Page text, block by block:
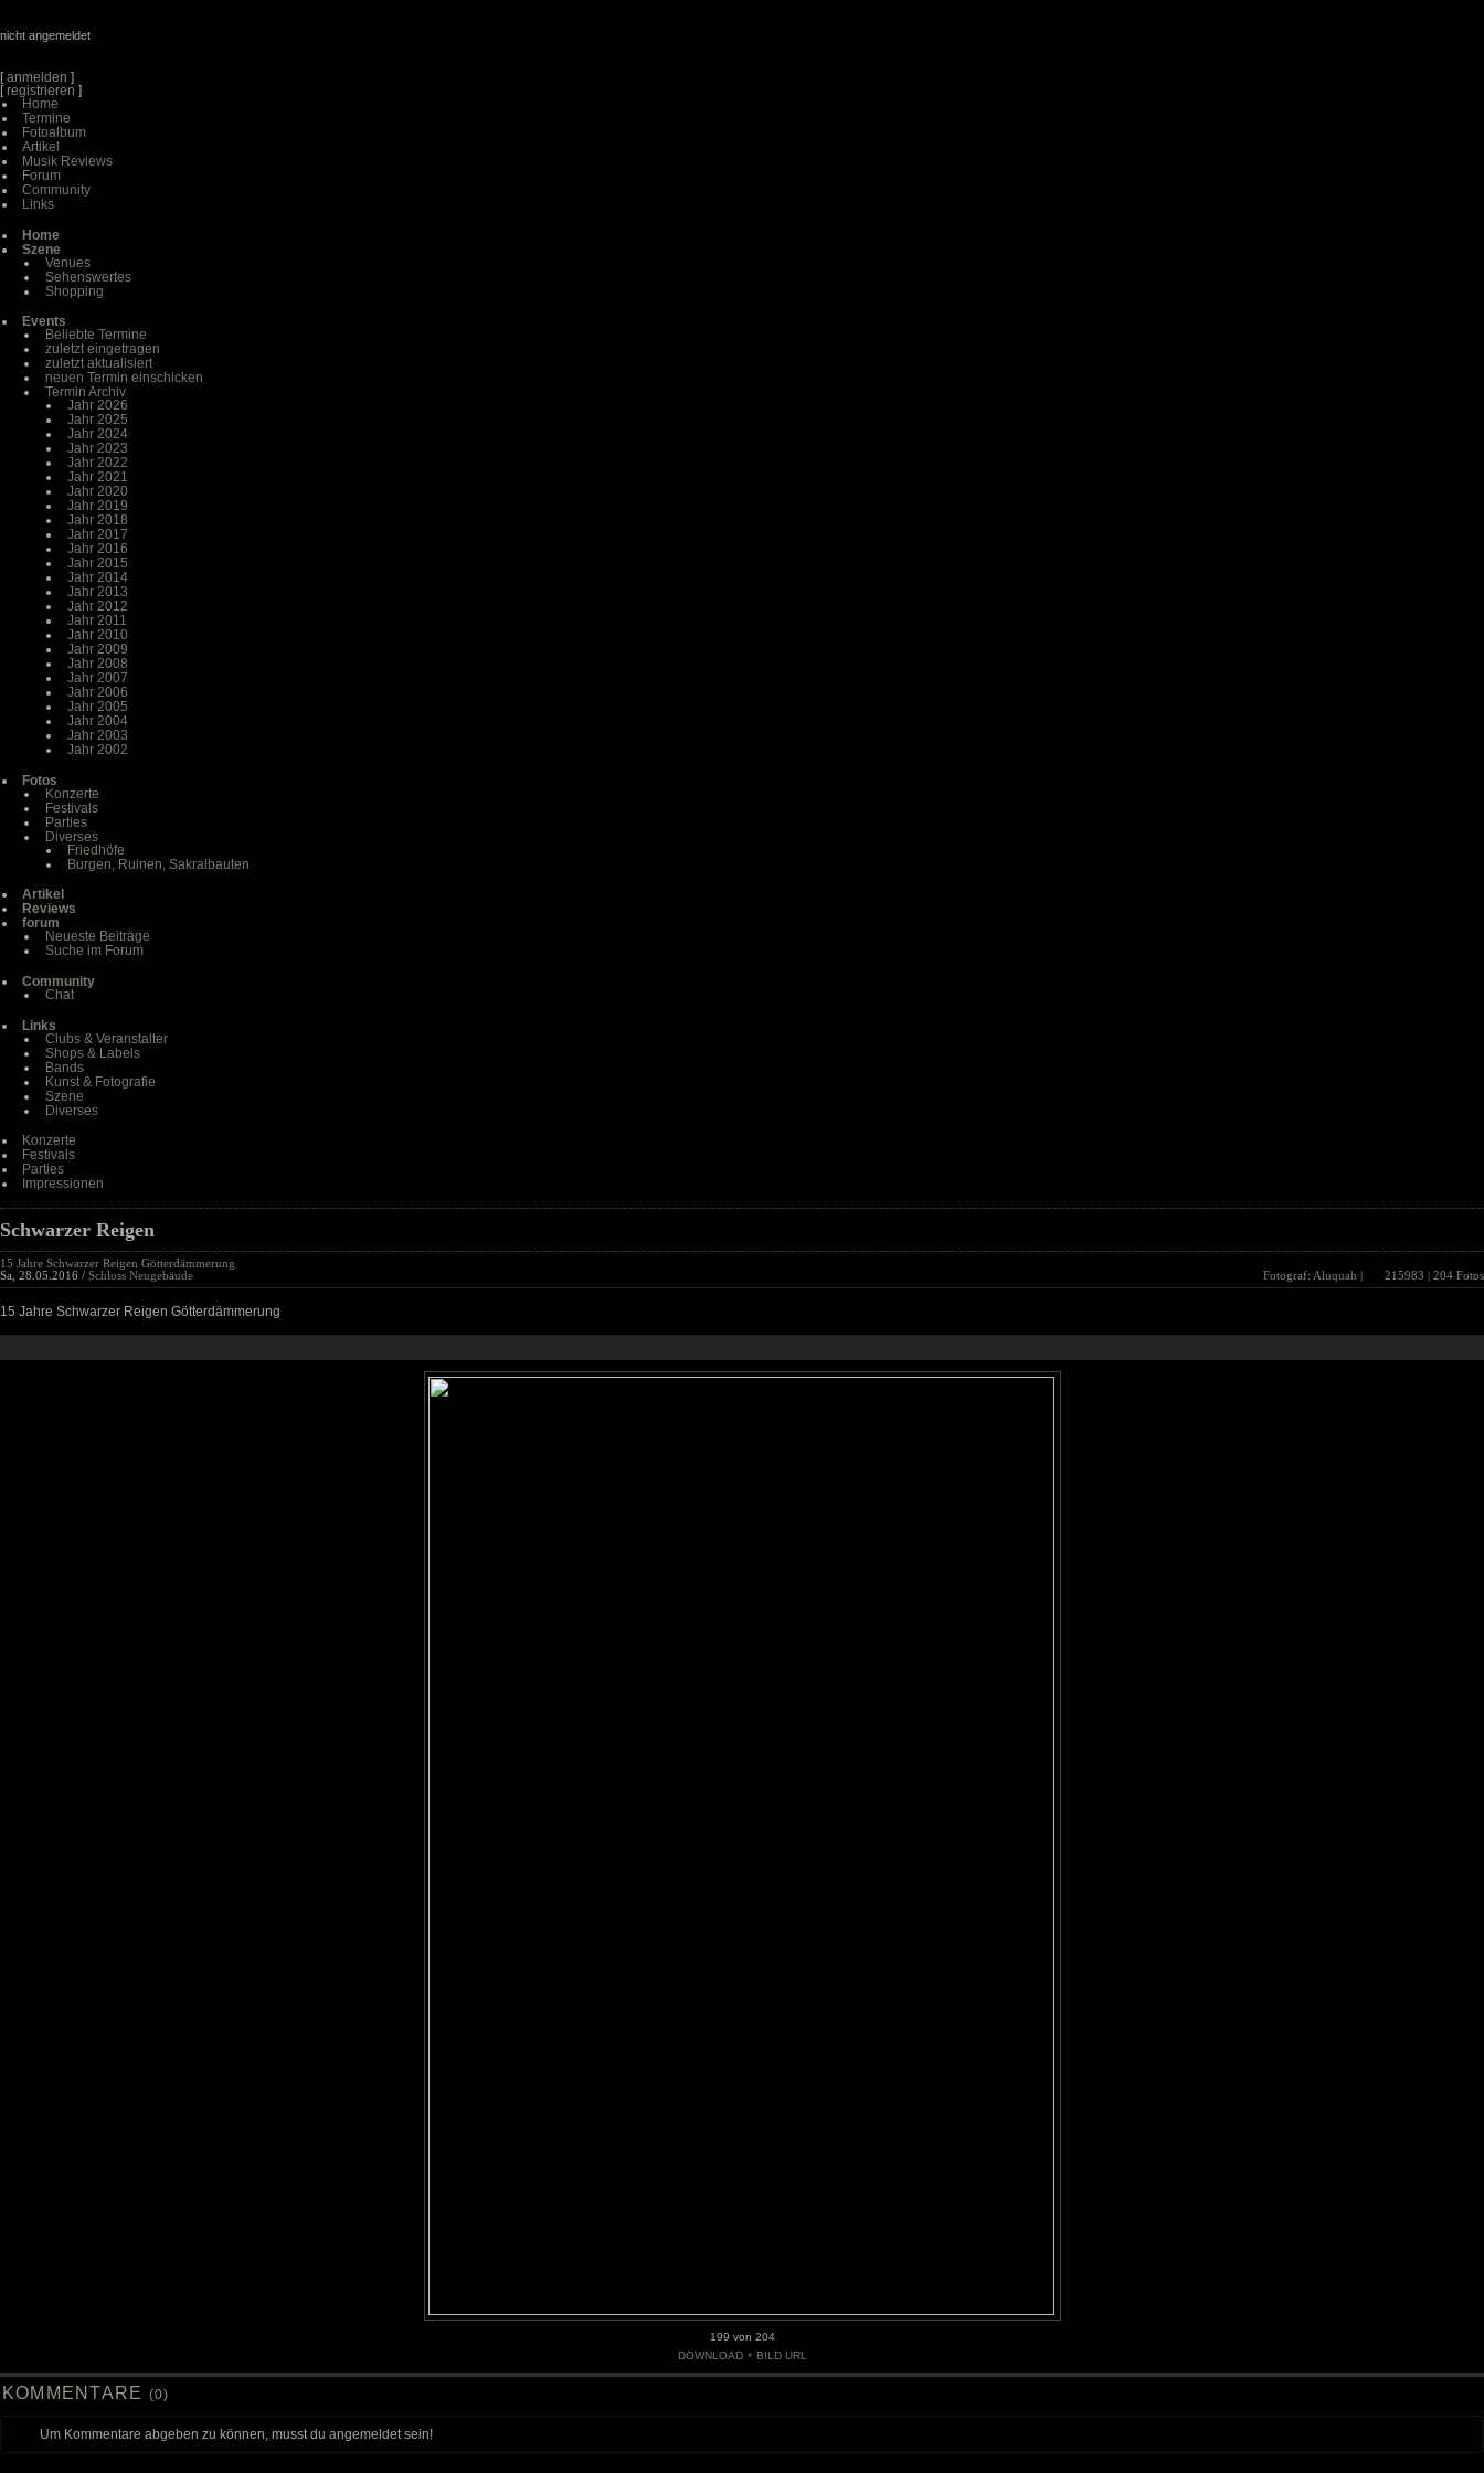
nicht angemeldet
[anmelden ]
[registrieren ]
Home
Termine
Fotoalbum
Artikel
Musik Reviews
Forum
Community
Links
Home
Szene
Venues
Sehenswertes
Shopping
Events
Beliebte Termine
zuletzt eingetragen
zuletzt aktualisiert
neuen Termin einschicken
Termin Archiv
Jahr 2026
Jahr 2025
Jahr 2024
Jahr 2023
Jahr 2022
Jahr 2021
Jahr 2020
Jahr 2019
Jahr 2018
Jahr 2017
Jahr 2016
Jahr 2015
Jahr 2014
Jahr 2013
Jahr 2012
Jahr 2011
Jahr 2010
Jahr 2009
Jahr 2008
Jahr 2007
Jahr 2006
Jahr 2005
Jahr 2004
Jahr 2003
Jahr 2002
Fotos
Konzerte
Festivals
Parties
Diverses
Friedhöfe
Burgen, Ruinen, Sakralbauten
Artikel
Reviews
forum
Neueste Beiträge
Suche im Forum
Community
Chat
Links
Clubs & Veranstalter
Shops & Labels
Bands
Kunst & Fotografie
Szene
Diverses
Konzerte
Festivals
Parties
Impressionen
Schwarzer Reigen
15 Jahre Schwarzer Reigen Götterdämmerung
Sa, 28.05.2016 / Schloss Neugebäude Fotograf: Aluquah | 215983 | 204 Fotos
15 Jahre Schwarzer Reigen Götterdämmerung
199 von 204
DOWNLOAD • BILD URL
KOMMENTARE (0)
Um Kommentare abgeben zu können, musst du angemeldet sein!